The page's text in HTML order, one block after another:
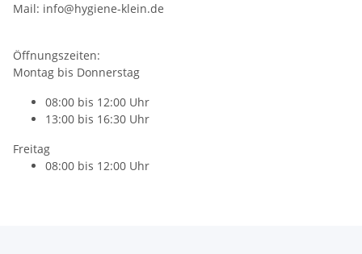
Mail: info@hygiene-klein.de
Öffnungszeiten:
Montag bis Donnerstag
08:00 bis 12:00 Uhr
13:00 bis 16:30 Uhr
Freitag
08:00 bis 12:00 Uhr